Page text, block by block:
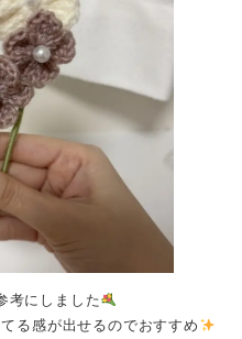
考にしました
る感が出せるのでおすすめ